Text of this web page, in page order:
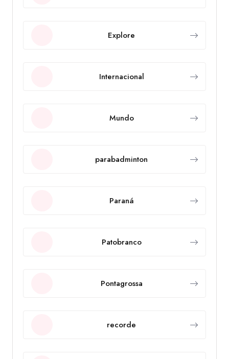
Explore
Internacional
Mundo
parabadminton
Paraná
Patobranco
Pontagrossa
recorde